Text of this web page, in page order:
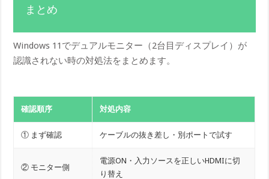
まとめ
Windows 11でデュアルモニター（2台目ディスプレイ）が
認識されない時の対処法をまとめます。
確認順序 対処内容
① まず確認 ケーブルの抜き差し・別ポートで試す
② モニター側
電源ON・入力ソースを正しいHDMIに切
り替え